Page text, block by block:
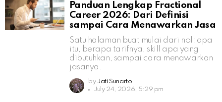
Panduan Lengkap Fractional
Career 2026: Dari Definisi
sampai Cara Menawarkan Jasa
Satu halaman buat mulai dari nol: apa
itu, berapa tarifnya, skill apa yang
dibutuhkan, sampai cara menawarkan
jasanya.
by Jati Sunarto
July 24, 2026, 5:29 pm